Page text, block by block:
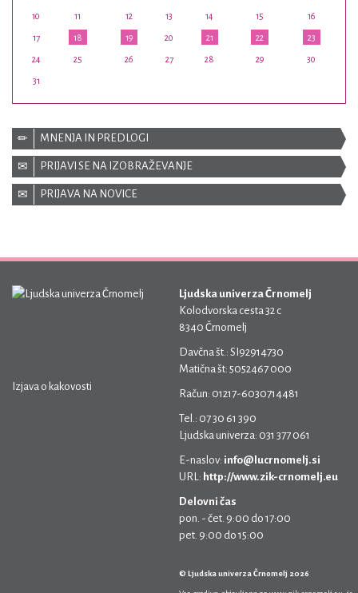
10 11 12 13 14 15 16
17 18 19 20 21 22 23
24 25 26 27 28 29 30
31
MNENJA IN PREDLOGI
PRIJAVI SE NA IZOBRAŽEVANJE
PRIJAVA NA NOVICE
Izjava o kakovosti
Ljudska univerza Črnomelj
Kolodvorska cesta 32 c
8340 Črnomelj
Davčna št.: SI92914730
Matična št: 5052467 000
Račun: 01217-6030714481
Tel.: 07 30 61 390
Ljudska univerza: 031 377 061
E-naslov: info@lucrnomelj.si
URL: http://www.zik-crnomelj.eu
Delovni čas
pon. - čet. 9:00 do 17:00
pet. 9:00 do 15:00
© Ljudska univerza Črnomelj 2026